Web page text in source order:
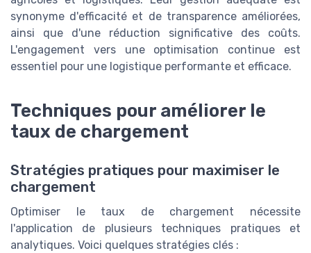
synonyme d'efficacité et de transparence améliorées,
ainsi que d'une réduction significative des coûts.
L'engagement vers une optimisation continue est
essentiel pour une logistique performante et efficace.
Techniques pour améliorer le
taux de chargement
Stratégies pratiques pour maximiser le
chargement
Optimiser le taux de chargement nécessite
l'application de plusieurs techniques pratiques et
analytiques. Voici quelques stratégies clés :